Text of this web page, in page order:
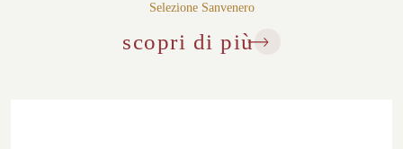
Selezione Sanvenero
scopri di più